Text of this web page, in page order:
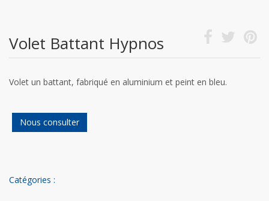
Volet Battant Hypnos
Volet un battant, fabriqué en aluminium et peint en bleu.
Nous consulter
Catégories :